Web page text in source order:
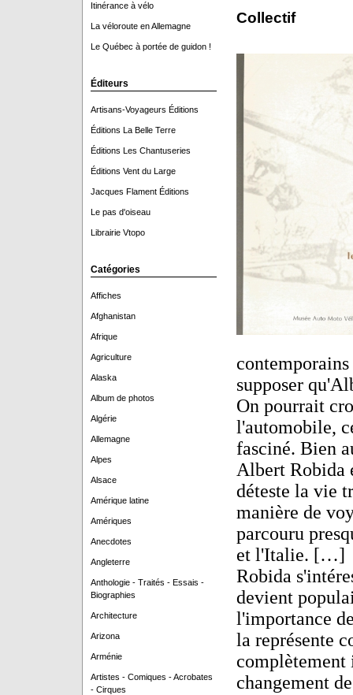
Itinérance à vélo
La véloroute en Allemagne
Le Québec à portée de guidon !
Éditeurs
Artisans-Voyageurs Éditions
Éditions La Belle Terre
Éditions Les Chantuseries
Éditions Vent du Large
Jacques Flament Éditions
Le pas d'oiseau
Librairie Vtopo
Catégories
Affiches
Afghanistan
Afrique
Agriculture
Alaska
Album de photos
Algérie
Allemagne
Alpes
Alsace
Amérique latine
Amériques
Anecdotes
Angleterre
Anthologie - Traités - Essais -
Biographies
Architecture
Arizona
Arménie
Artistes - Comiques - Acrobates
- Cirques
Collectif
supposer
On pourrait
l'automobile,
fasciné. Bien
Albert Robida
déteste la vie
manière de
parcouru
et l'Italie. […]
Robida
devient
l'importance
la représente
complètement
changement